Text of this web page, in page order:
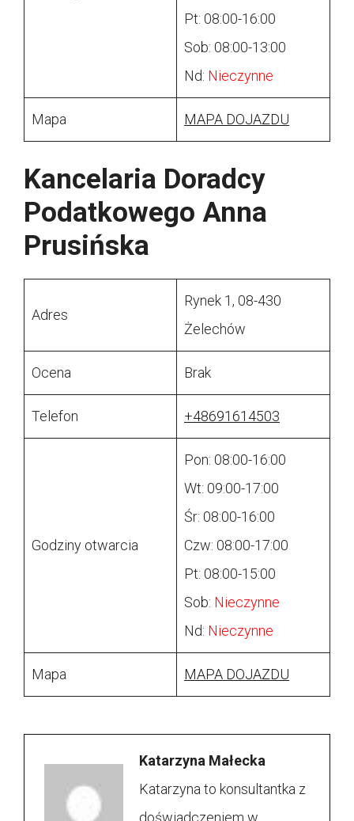
Pt: 08:00-16:00
Sob: 08:00-13:00
Nd: Nieczynne
Mapa MAPA DOJAZDU
Kancelaria Doradcy
Podatkowego Anna
Prusińska
Adres
Rynek 1, 08-430
Żelechów
Ocena Brak
Telefon +48691614503
Godziny otwarcia
Pon: 08:00-16:00
Wt: 09:00-17:00
Śr: 08:00-16:00
Czw: 08:00-17:00
Pt: 08:00-15:00
Sob: Nieczynne
Nd: Nieczynne
Mapa MAPA DOJAZDU
Katarzyna Małecka
Katarzyna to konsultantka z